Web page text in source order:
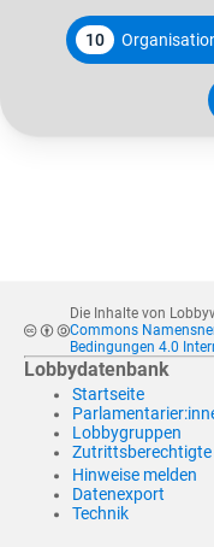
10
Die Inhalte von
Commons
Bedingungen 4.0
Lobbydatenbank
Startseite
Lobbygruppen
Zutrittsberechtigte
Hinweise melden
Datenexport
Technik